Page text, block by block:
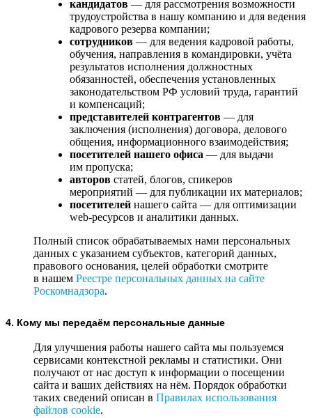
кандидатов — для рассмотрения возможности
трудоустройства в нашу компанию и для ведения
кадрового резерва компании;
сотрудников — для ведения кадровой работы,
обучения, направления в командировки, учёта
результатов исполнения должностных
обязанностей, обеспечения установленных
законодательством РФ условий труда, гарантий
и компенсаций;
представителей контрагентов — для
заключения (исполнения) договора, делового
общения, информационного взаимодействия;
посетителей нашего офиса — для выдачи
им пропуска;
авторов статей, блогов, спикеров
мероприятий — для публикации их материалов;
посетителей нашего сайта — для оптимизации
web-ресурсов и аналитики данных.
Полный список обрабатываемых нами персональных
данных с указанием субъектов, категорий данных,
правового основания, целей обработки смотрите
в нашем Реестре персональных данных на сайте
Роскомнадзора.
4. Кому мы передаём персональные данные
Для улучшения работы нашего сайта мы пользуемся
сервисами контекстной рекламы и статистики. Они
получают от нас доступ к информации о посещении
сайта и ваших действиях на нём. Порядок обработки
таких сведений описан в Правилах использования
файлов cookie.